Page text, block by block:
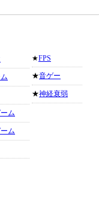
ム
ム
★FPS
★音ゲー
★神経衰弱